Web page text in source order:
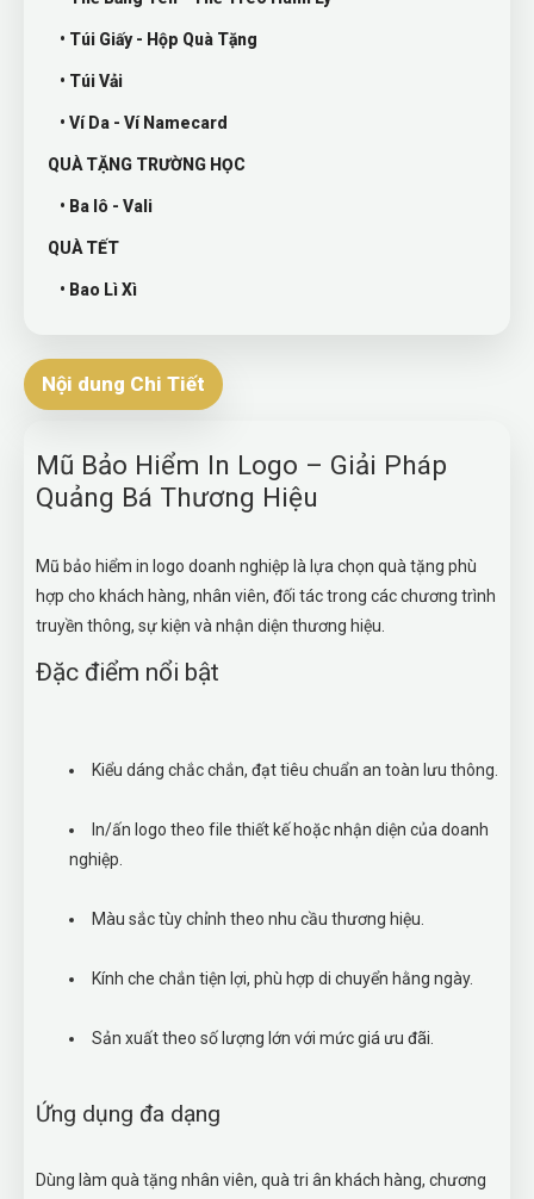
• Túi Giấy - Hộp Quà Tặng
• Túi Vải
• Ví Da - Ví Namecard
QUÀ TẶNG TRƯỜNG HỌC
• Ba lô - Vali
QUÀ TẾT
• Bao Lì Xì
Nội dung Chi Tiết
Mũ Bảo Hiểm In Logo – Giải Pháp
Quảng Bá Thương Hiệu
Mũ bảo hiểm in logo doanh nghiệp là lựa chọn quà tặng phù
hợp cho khách hàng, nhân viên, đối tác trong các chương trình
truyền thông, sự kiện và nhận diện thương hiệu.
Đặc điểm nổi bật
Kiểu dáng chắc chắn, đạt tiêu chuẩn an toàn lưu thông.
In/ấn logo theo file thiết kế hoặc nhận diện của doanh
nghiệp.
Màu sắc tùy chỉnh theo nhu cầu thương hiệu.
Kính che chắn tiện lợi, phù hợp di chuyển hằng ngày.
Sản xuất theo số lượng lớn với mức giá ưu đãi.
Ứng dụng đa dạng
Dùng làm quà tặng nhân viên, quà tri ân khách hàng, chương